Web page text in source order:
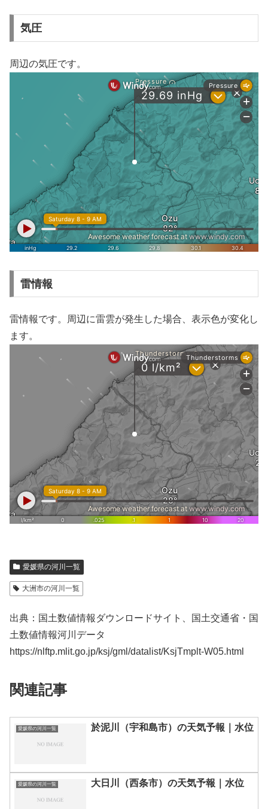
気圧
周辺の気圧です。
雷情報
雷情報です。周辺に雷雲が発生した場合、表示色が変化し
ます。
愛媛県の河川一覧
大洲市の河川一覧
出典：国土数値情報ダウンロードサイト、国土交通省・国
土数値情報河川データ
https://nlftp.mlit.go.jp/ksj/gml/datalist/KsjTmplt-W05.html
関連記事
愛媛県の河川一覧 於泥川（宇和島市）の天気予報｜水位
愛媛県の河川一覧 大日川（西条市）の天気予報｜水位